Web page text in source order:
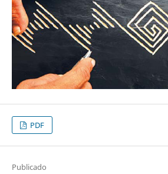
PDF
Publicado